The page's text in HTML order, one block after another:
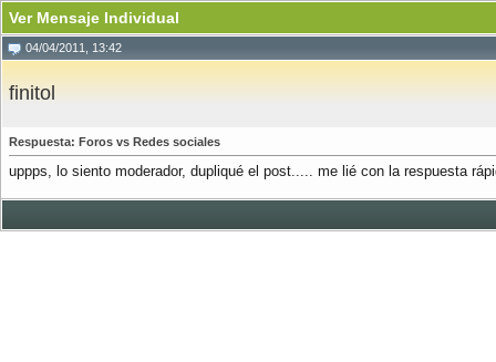
Ver Mensaje Individual
04/04/2011, 13:42
finitol
Respuesta: Foros vs Redes sociales
uppps, lo siento moderador, dupliqué el post..... me lié con la respuesta